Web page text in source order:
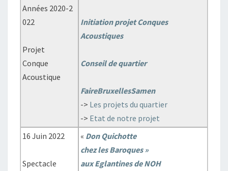
Années 2020-2
022
Projet
Conque
Acoustique
Initiation projet Conques
Acoustiques
Conseil de quartier
FaireBruxellesSamen
-> Les projets du quartier
-> Etat de notre projet
16 Juin 2022
Spectacle
« Don Quichotte
chez les Baroques »
aux Eglantines de NOH